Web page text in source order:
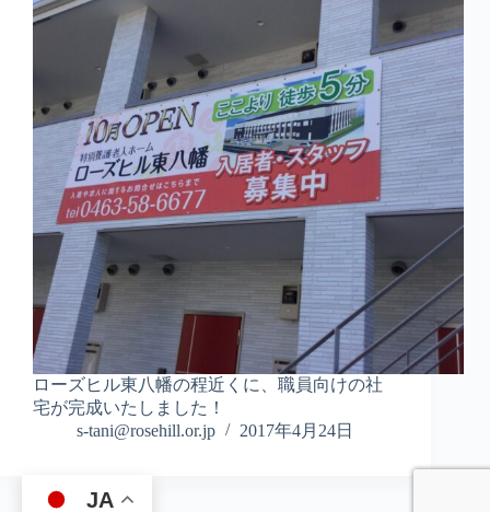
ローズヒル東八幡の程近くに、職員向けの社
宅が完成いたしました！
s-tani@rosehill.or.jp
2017年4月24日
JA